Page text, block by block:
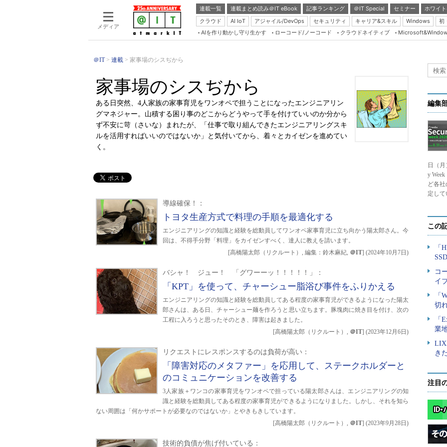
メディア
連載一覧 連載まとめ読み＠IT eBook 記事ランキング ＠IT Special セミナー
ホワイ
クラウド
AI IoT アジャイル/DevOps セキュリティ キャリア&スキル Windows
初
Server & Storage
Java Agile
Database Expert
Master of IP Network
Security & Trust
AIを作り動かし守り生かす ローコード/ノーコード クラウドネイティブ
＠IT 連載 家事場のシスぢから
家事場のシスぢから
ある日突然、4人家族の家事育児をワンオペで担うことになったエンジニアリン
グマネジャー。山積する困り事のどこからどうやって手を付けていいのか分から
ず不安に苛（さいな）まれたが、「仕事で取り組んできたエンジニアリングスキ
ルを活用すればいいのではないか」と気付いてから、着々とカイゼンを進めてい
く。
導線確保！：
トヨタ生産方式で料理の手順を最適化する
エンジニアリングの知識と経験を総動員してワンオペ家事育児に立ち向かう陽太郎さん。今
回は、不得手分野「料理」をカイゼンすべく、達人に教えを請います。
[高橋陽太郎（リクルート）, 編集：鈴木麻紀, ＠IT] (2024年10月7日 )
バシャ！ ジュー！ 「グワーーッ！！！！！」：
「KPT」を使って、チャーシュー脂浴び事件をふりかえる
エンジニアリングの知識と経験を総動員してある程度の家事育児ができるようになった陽太
郎さんは、ある日、チャーシュー麺を作ろうと思い立ちます。豚塊肉に焼き目を付け、次の
工程に入ろうと思ったそのとき、障害は起きました。
[高橋陽太郎（リクルート）, ＠IT] (2023年12月6日 )
リクエストにレスポンスするのは負荷が高い：
「障害対応のメタファー」を応用して、ステークホルダーと
のコミュニケーションを改善する
3人家族＋ワンコの家事育児をワンオペで担っている陽太郎さんは、エンジニアリングの知
識と経験を総動員してある程度の家事育児ができるようになりました。しかし、それを知ら
ない周囲は「何かサポートが必要なのではないか」とやきもきしています。
[高橋陽太郎（リクルート）, ＠IT] (2023年9月28日 )
技術的負債が焦げ付いている：
編集
日（
y
ど各
定し
注目